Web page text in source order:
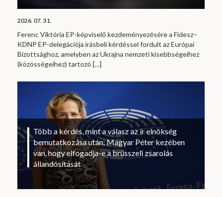
2026. 07. 31.
Ferenc Viktória EP-képviselő kezdeményezésére a Fidesz–
KDNP EP-delegációja írásbeli kérdéssel fordult az Európai
Bizottsághoz, amelyben az Ukrajna nemzeti kisebbségeihez
(közösségeihez) tartozó […]
Több a kérdés, mint a válasz az ír elnökség
bemutatkozása után: Magyar Péter kezében
van, hogy elfogadja-e a brüsszeli zsarolás
állandósítását